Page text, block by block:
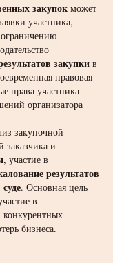
закупок может
участника,
закупки в
правовая
права участника
организатора
закупочной
заказчика и
, участие в
результатов
. Основная цель
в
конкурентных
бизнеса.